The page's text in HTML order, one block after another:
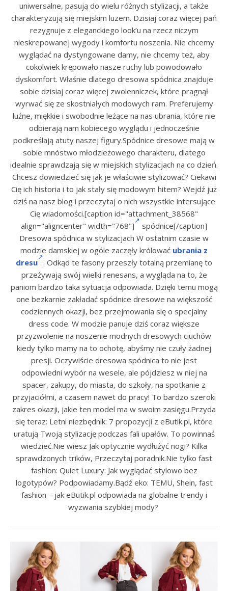
uniwersalne, pasują do wielu różnych stylizacji, a także
charakteryzują się miejskim luzem. Dzisiaj coraz więcej pań
rezygnuje z eleganckiego look’u na rzecz niczym
nieskrepowanej wygody i komfortu noszenia. Nie chcemy
wyglądać na dystyngowane damy, nie chcemy też, aby
cokolwiek krępowało nasze ruchy lub powodowało
dyskomfort. Właśnie dlatego dresowa spódnica znajduje
sobie dzisiaj coraz więcej zwolenniczek, które pragnął
wyrwać się ze skostniałych modowych ram. Preferujemy
luźne, miękkie i swobodnie leżące na nas ubrania, które nie
odbierają nam kobiecego wyglądu i jednocześnie
podkreślają atuty naszej figury.Spódnice dresowe mają w
sobie mnóstwo młodzieżowego charakteru, dlatego
idealnie sprawdzają się w miejskich stylizacjach na co dzień.
Chcesz dowiedzieć się jak je właściwie stylizować? Ciekawi
Cię ich historia i to jak stały się modowym hitem? Wejdź już
dziś na nasz blog i przeczytaj o nich wszystkie intersujące
Cię wiadomości.[caption id="attachment_38568"
align="aligncenter" width="768"]
spódnice[/caption]
Dresowa spódnica w stylizacjach W ostatnim czasie w
modzie damskiej w ogóle zaczęły królować ubrania z
dresu . Odkąd te fasony przeszły totalną przemianę to
przeżywają swój wielki renesans, a wygląda na to, że
paniom bardzo taka sytuacja odpowiada. Dzięki temu mogą
one bezkarnie zakładać spódnice dresowe na większość
codziennych okazji, bez przejmowania się o specjalny
dress code. W modzie panuje dziś coraz większe
przyzwolenie na noszenie modnych dresowych ciuchów
kiedy tylko mamy na to ochotę, abyśmy nie czuły żadnej
presji. Oczywiście dresowa spódnica to nie jest
odpowiedni wybór na wesele, ale pójdziesz w niej na
spacer, zakupy, do miasta, do szkoły, na spotkanie z
przyjaciółmi, a czasem nawet do pracy! To bardzo szeroki
zakres okazji, jakie ten model ma w swoim zasięgu.Przyda
się teraz: Letni niezbędnik: 7 propozycji z eButik.pl, które
uratują Twoją stylizację podczas fali upałów. To powinnaś
wiedzieć.Nie wiesz Jak optycznie wydłużyć nogi? Kilka
sprawdzonych trików, Przeczytaj poradnik.Nie tylko fast
fashion: Quiet Luxury: Jak wyglądać stylowo bez
logotypów? Podpowiadamy.Bądź eko: TEMU, Shein, fast
fashion – jak eButik.pl odpowiada na globalne trendy i
wyzwania szybkiej mody?